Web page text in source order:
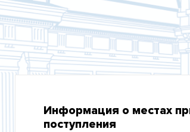
Информация о местах
поступления